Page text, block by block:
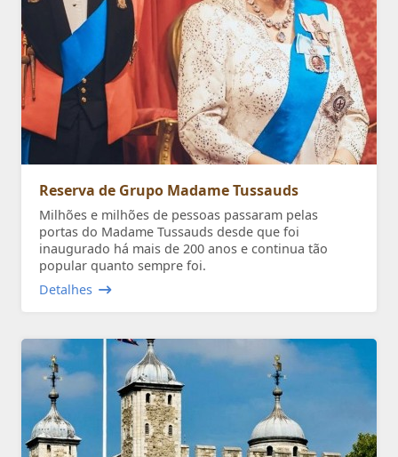
Reserva de Grupo Madame Tussauds
Milhões e milhões de pessoas passaram pelas
portas do Madame Tussauds desde que foi
inaugurado há mais de 200 anos e continua tão
popular quanto sempre foi.
Detalhes